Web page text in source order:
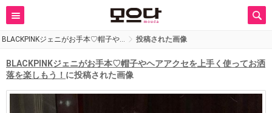
BLACKPINKジェニがお手本♡帽子や… 投稿された画像
BLACKPINKジェニがお手本♡帽子やヘアアクセを上手く使ってお洒
落を楽しもう！ に投稿された画像